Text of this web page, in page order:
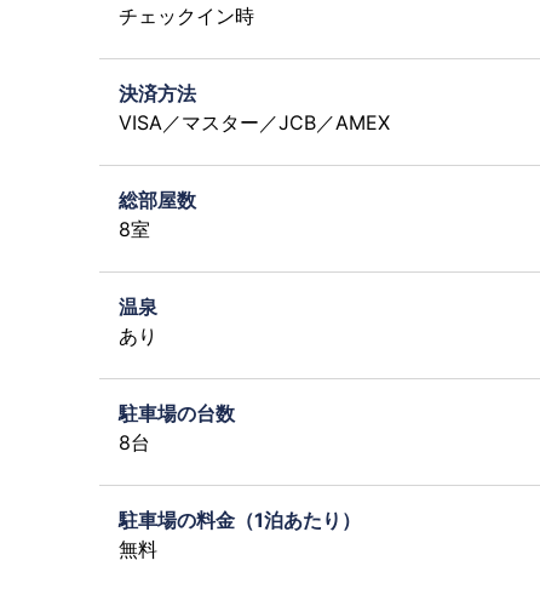
チェックイン時
決済方法
VISA／マスター／JCB／AMEX
総部屋数
8室
温泉
あり
駐車場の台数
8台
駐車場の料金（1泊あたり）
無料